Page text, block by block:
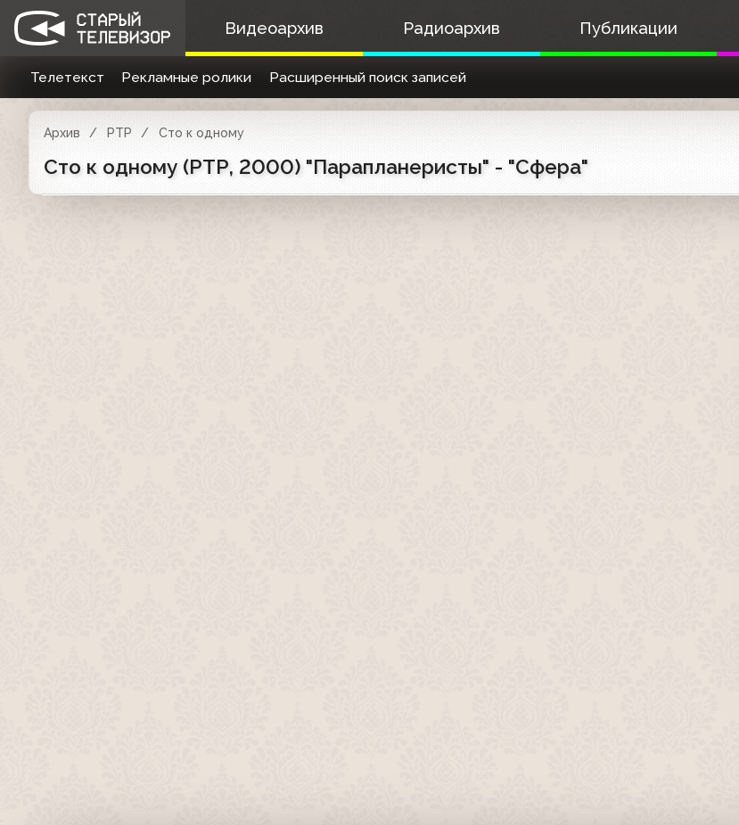
Видеоархив Радиоархив Публикации
Телетекст Рекламные ролики Расширенный поиск записей
Архив РТР Сто к одному
Сто к одному (РТР, 2000) "Парапланеристы" - "Сфера"